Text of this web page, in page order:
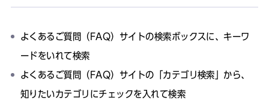
よくあるご質問（FAQ）サイトの検索ボックスに、キーワ
ードをいれて検索
よくあるご質問（FAQ）サイトの「カテゴリ検索」から、
知りたいカテゴリにチェックを入れて検索